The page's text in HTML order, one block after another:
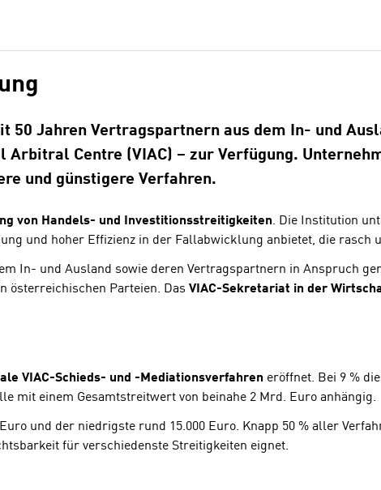
Jahren Vertragspartnern aus dem In-­ und
Centre (VIAC) – zur Verfügung.
und günstigere Verfahren.
von Handels- und Investitionsstreitigkeiten. Die Institution
und hoher Effizienz in der Fallabwicklung anbietet, die rasch
In- und Ausland sowie deren Vertragspartnern in Anspruch
österreichischen Parteien. Das VIAC-Sekretariat in der
VIAC-Schieds- und -Mediationsverfahren eröffnet. Bei 9 %
mit einem Gesamtstreitwert von beinahe 2 Mrd. Euro anhängig.
und der niedrigste rund 15.000 Euro. Knapp 50 % aller
für verschiedenste Streitigkeiten eignet.